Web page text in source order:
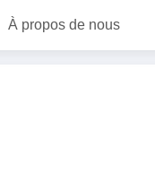
À propos de nous